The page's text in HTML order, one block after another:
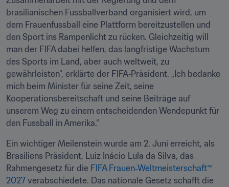
brasilianischen Fussballverband organisiert wird, um
dem Frauenfussball eine Plattform bereitzustellen und
den Sport ins Rampenlicht zu rücken. Gleichzeitig will
man der FIFA dabei helfen, das langfristige Wachstum
des Sports im Land, aber auch weltweit, zu
gewährleisten“, erklärte der FIFA‑Präsident. „Ich bedanke
mich beim Minister für seine Zeit, seine
Kooperationsbereitschaft und seine Beiträge auf
unserem Weg zu einem entscheidenden Wendepunkt für
den Fussball in Amerika.“
Ein wichtiger Meilenstein wurde am 2. Juni erreicht, als
Brasiliens Präsident, Luiz Inácio Lula da Silva, das
Rahmengesetz für die FIFA Frauen‑Weltmeisterschaft™
2027 verabschiedete. Das nationale Gesetz schafft die